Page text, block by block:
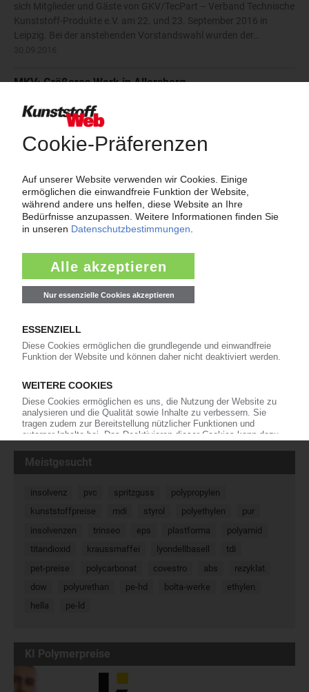
sich Mitglieder und Gäste von GKV/TecPart – Verband Technische
Kunststoff-Produkte e.V. am 22. und 23. September 2016 in
Leipzig. Bei der anstehenden Vorstandswahl wurden der…
MKV: Größeres Werk in Allersberg
GmbH. Noch im April werde der Umzug vonstattengehen, erklärte
4.800 m² und einer Bürofläche von 850 m² biete das neue Werk…
MKV: Investitionen in den Standort Beselich
Am Standort Beselich-Obertiefenbach erweitert die MKV GmbH
Kunststoffgranulate im nächsten Jahr die Aktivitäten. In dem
03.12.2014
TecPart: Neuer Vorstand gewählt
Am 19. Juni hat die Mitgliederversammlung von TecPart –
neuen Vorstand für die nächsten drei Jahre gewählt. Felix Loose,
« Zurück Weiter »
Meistgesucht
insolvenz pvc spritzguss
polypropylen
kunststoffpreise
mdi styrol polyethylen
pur
insolvenzen
trinseo eps plastforma
polyamid
titandioxid
kraussmaffei lyondellbasell
tdi
pet-preise
polycarbonat covestro abs
rezyklat
dow
polyurethan pe-hd bolta-werke
ethylen
hella
pe-ld
KI Polymerpreise